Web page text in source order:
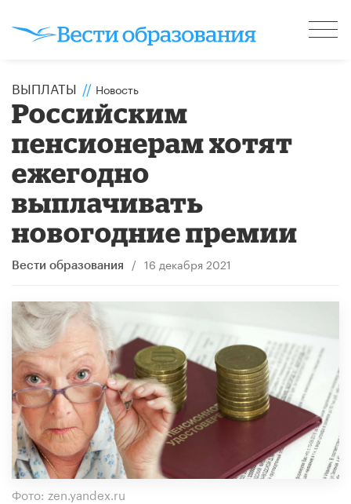
ВЫПЛАТЫ // Новость
Российским
пенсионерам хотят
ежегодно
выплачивать
новогодние премии
Вести образования / 16 декабря 2021
Фото: zen.yandex.ru